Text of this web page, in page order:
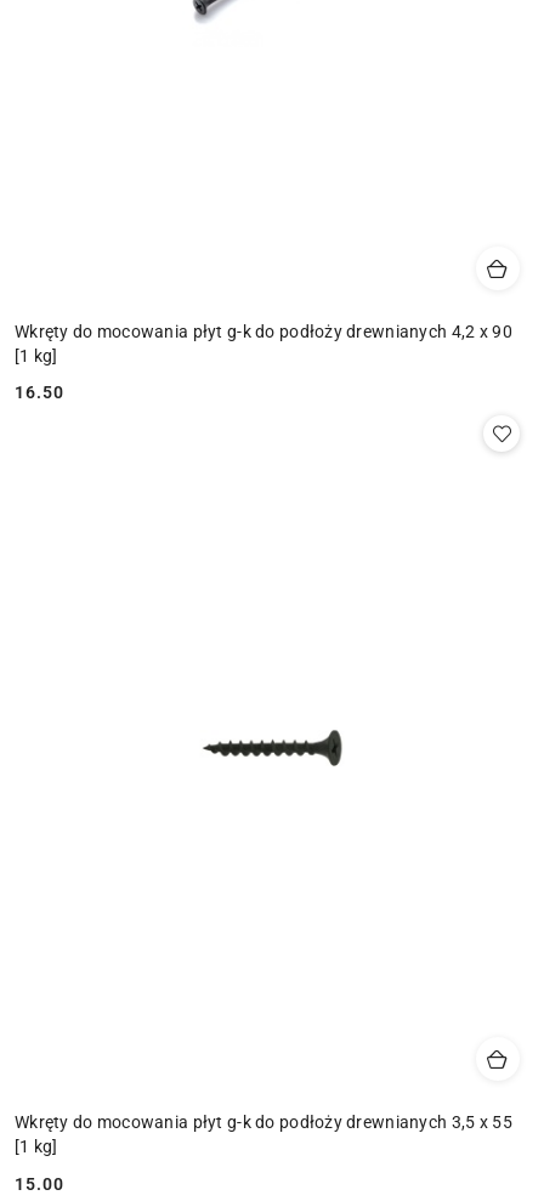
Wkręty do mocowania płyt g-k do podłoży drewnianych 4,2 x 90
[1 kg]
Cena:
16.50
Wkręty do mocowania płyt g-k do podłoży drewnianych 3,5 x 55
[1 kg]
Cena:
15.00